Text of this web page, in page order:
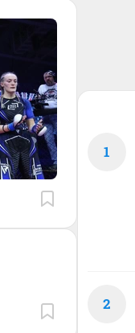
1
2